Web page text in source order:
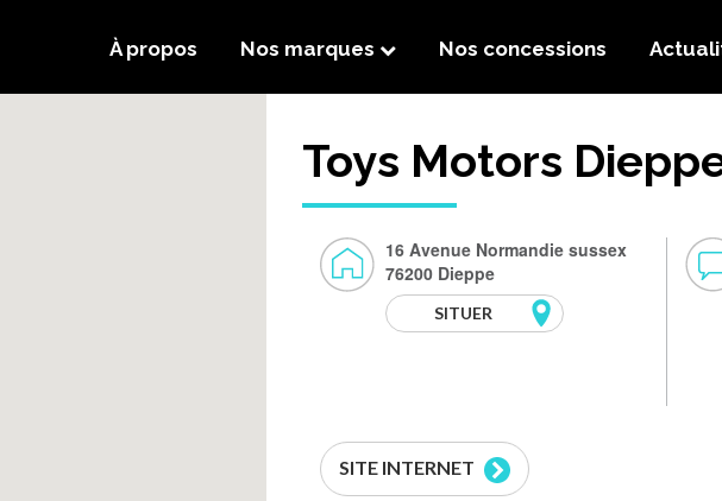
À propos
Nos marques Nos concessions
Toys Motors
16 Avenue Normandie sussex
76200 Dieppe
SITUER
SITE INTERNET